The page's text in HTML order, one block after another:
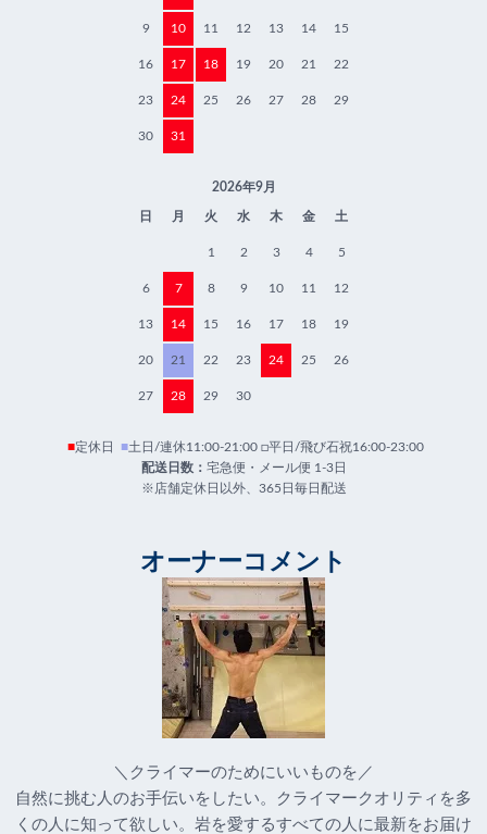
9 10 11 12 13 14 15
16 17 18 19 20 21 22
23 24 25 26 27 28 29
30 31
2026年9月
日 月 火 水 木 金 土
1 2 3 4 5
6 7 8 9 10 11 12
13 14 15 16 17 18 19
20 21 22 23 24 25 26
27 28 29 30
■定休日 ■土日/連休11:00-21:00 □平日/飛び石祝16:00-23:00
配送日数： 宅急便・メール便 1-3日
※店舗定休日以外、365日毎日配送
オーナーコメント
＼クライマーのためにいいものを／
自然に挑む人のお手伝いをしたい。クライマークオリティを多
くの人に知って欲しい。岩を愛するすべての人に最新をお届け